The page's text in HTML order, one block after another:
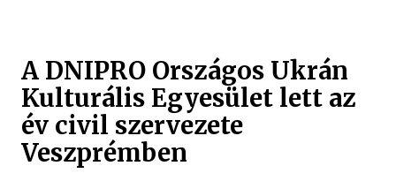
A DNIPRO Országos Ukrán
Kulturális Egyesület lett az
év civil szervezete
Veszprémben